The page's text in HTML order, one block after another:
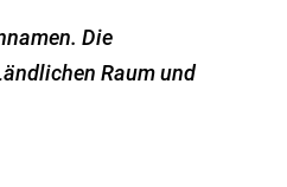
Die
Raum und